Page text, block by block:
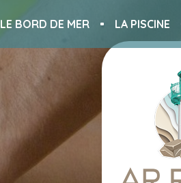
LE BORD DE MER LA PISCINE